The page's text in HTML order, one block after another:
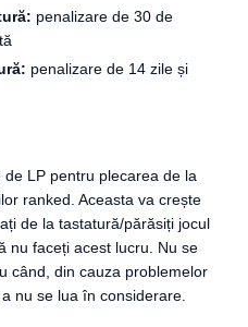
penalizare de 30 de
penalizare de 14 zile și
LP pentru plecarea de la
ranked. Aceasta va crește
de la tastatură/părăsiți jocul
nu faceți acest lucru. Nu se
când, din cauza problemelor
nu se lua în considerare.